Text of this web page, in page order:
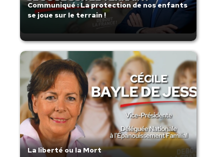
Communiqué : La protection de nos enfants
se joue sur le terrain !
La liberté ou la Mort